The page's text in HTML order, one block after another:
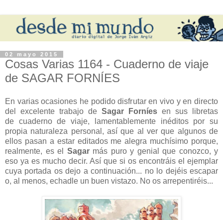
02 mayo 2015
Cosas Varias 1164 - Cuaderno de viaje
de SAGAR FORNÍES
En varias ocasiones he podido disfrutar en vivo y en directo
del excelente trabajo de Sagar Forníes en sus libretas
de cuaderno de viaje, lamentablemente inéditos por su
propia naturaleza personal, así que al ver que algunos de
ellos pasan a estar editados me alegra muchísimo porque,
realmente, es el Sagarmás puro y genial que conozco, y
eso ya es mucho decir. Así que si os encontráis el ejemplar
cuya portada os dejo a continuación... no lo dejéis escapar
o, al menos, echadle un buen vistazo. No os arrepentiréis...